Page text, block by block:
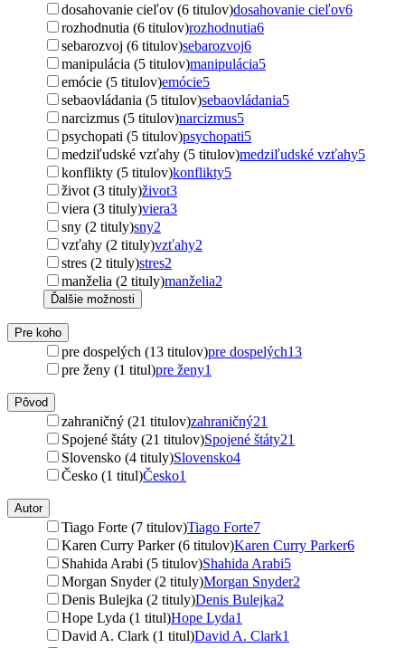
dosahovanie cieľov (6 titulov)dosahovanie cieľov6
rozhodnutia (6 titulov)rozhodnutia6
sebarozvoj (6 titulov)sebarozvoj6
manipulácia (5 titulov)manipulácia5
emócie (5 titulov)emócie5
sebaovládania (5 titulov)sebaovládania5
narcizmus (5 titulov)narcizmus5
psychopati (5 titulov)psychopati5
medziľudské vzťahy (5 titulov)medziľudské vzťahy5
konflikty (5 titulov)konflikty5
život (3 tituly)život3
viera (3 tituly)viera3
sny (2 tituly)sny2
vzťahy (2 tituly)vzťahy2
stres (2 tituly)stres2
manželia (2 tituly)manželia2
Ďalšie možnosti
Pre koho
pre dospelých (13 titulov)pre dospelých13
pre ženy (1 titul)pre ženy1
Pôvod
zahraničný (21 titulov)zahraničný21
Spojené štáty (21 titulov)Spojené štáty21
Slovensko (4 tituly)Slovensko4
Česko (1 titul)Česko1
Autor
Tiago Forte (7 titulov)Tiago Forte7
Karen Curry Parker (6 titulov)Karen Curry Parker6
Shahida Arabi (5 titulov)Shahida Arabi5
Morgan Snyder (2 tituly)Morgan Snyder2
Denis Bulejka (2 tituly)Denis Bulejka2
Hope Lyda (1 titul)Hope Lyda1
David A. Clark (1 titul)David A. Clark1